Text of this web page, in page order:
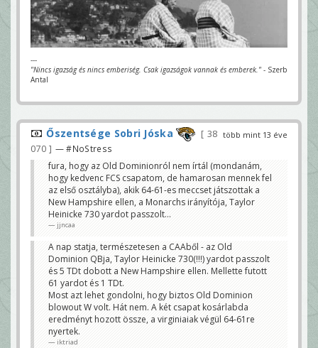
---
"Nincs igazság és nincs emberiség. Csak igazságok vannak és emberek." - Szerb
Antal
több mint 13 éve
Őszentsége Sobri Jóska
38
070
— #NoStress
fura, hogy az Old Dominionról nem írtál (mondanám,
hogy kedvenc FCS csapatom, de hamarosan mennek fel
az első osztályba), akik 64-61-es meccset játszottak a
New Hampshire ellen, a Monarchs irányítója, Taylor
Heinicke 730 yardot passzolt...
jjncaa
A nap statja, természetesen a CAAből - az Old
Dominion QBja, Taylor Heinicke 730(!!!) yardot passzolt
és 5 TDt dobott a New Hampshire ellen. Mellette futott
61 yardot és 1 TDt.
Most azt lehet gondolni, hogy biztos Old Dominion
blowout W volt. Hát nem. A két csapat kosárlabda
eredményt hozott össze, a virginiaiak végül 64-61re
nyertek.
iktriad